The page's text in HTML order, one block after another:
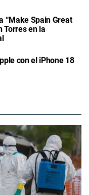
“Make Spain Great
Torres en la
con el iPhone 18